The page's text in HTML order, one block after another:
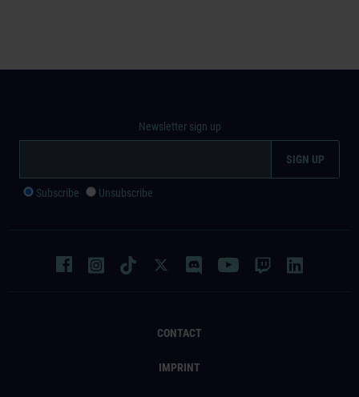
CONTACT
IMPRINT
Newsletter sign up
Subscribe Unsubscribe